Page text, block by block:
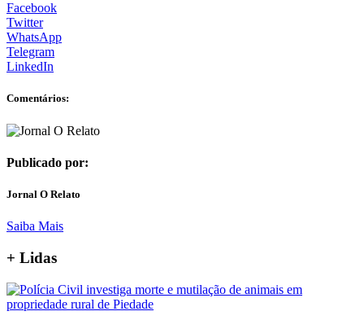
Facebook
Twitter
WhatsApp
Telegram
LinkedIn
Comentários:
Publicado por:
Jornal O Relato
Saiba Mais
+ Lidas